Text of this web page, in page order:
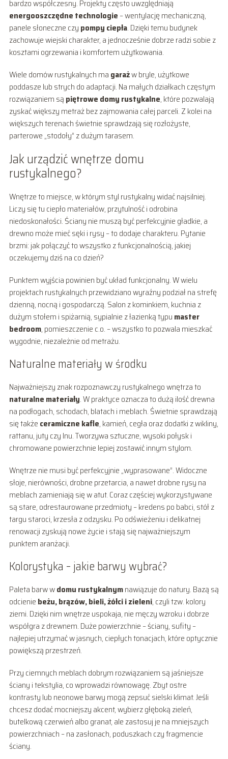
bardzo współczesny. Projekty często uwzględniają
energooszczędne technologie – wentylację mechaniczną,
panele słoneczne czy pompy ciepła. Dzięki temu budynek
zachowuje wiejski charakter, a jednocześnie dobrze radzi sobie z
kosztami ogrzewania i komfortem użytkowania.
Wiele domów rustykalnych ma garażw bryle, użytkowe
poddasze lub strych do adaptacji. Na małych działkach częstym
rozwiązaniem są piętrowe domy rustykalne, które pozwalają
zyskać większy metraż bez zajmowania całej parceli. Z kolei na
większych terenach świetnie sprawdzają się rozłożyste,
parterowe „stodoły” z dużym tarasem.
Jak urządzić wnętrze domu
rustykalnego?
Wnętrze to miejsce, w którym styl rustykalny widać najsilniej.
Liczy się tu ciepło materiałów, przytulność i odrobina
niedoskonałości. Ściany nie muszą być perfekcyjnie gładkie, a
drewno może mieć sęki i rysy – to dodaje charakteru. Pytanie
brzmi: jak połączyć to wszystko z funkcjonalnością, jakiej
oczekujemy dziś na co dzień?
Punktem wyjścia powinien być układ funkcjonalny. W wielu
projektach rustykalnych przewidziano wyraźny podział na strefę
dzienną, nocną i gospodarczą. Salon z kominkiem, kuchnia z
dużym stołem i spiżarnią, sypialnie z łazienką typu master
bedroom, pomieszczenie c.o. – wszystko to pozwala mieszkać
wygodnie, niezależnie od metrażu.
Naturalne materiały w środku
Najważniejszy znak rozpoznawczy rustykalnego wnętrza to
naturalne materiały. W praktyce oznacza to dużą ilość drewna
na podłogach, schodach, blatach i meblach. Świetnie sprawdzają
się także ceramiczne kafle, kamień, cegła oraz dodatki z wikliny,
rattanu, juty czy lnu. Tworzywa sztuczne, wysoki połysk i
chromowane powierzchnie lepiej zostawić innym stylom.
Wnętrze nie musi być perfekcyjnie „wyprasowane”. Widoczne
słoje, nierówności, drobne przetarcia, a nawet drobne rysy na
meblach zamieniają się w atut. Coraz częściej wykorzystywane
są stare, odrestaurowane przedmioty – kredens po babci, stół z
targu staroci, krzesła z odzysku. Po odświeżeniu i delikatnej
renowacji zyskują nowe życie i stają się najważniejszym
punktem aranżacji.
Kolorystyka – jakie barwy wybrać?
Paleta barw wdomu rustykalnymnawiązuje do natury. Bazą są
odcienie beżu, brązów, bieli, żółci i zieleni, czyli tzw. kolory
ziemi. Dzięki nim wnętrze uspokaja, nie męczy wzroku i dobrze
współgra z drewnem. Duże powierzchnie – ściany, sufity –
najlepiej utrzymać w jasnych, ciepłych tonacjach, które optycznie
powiększą przestrzeń.
Przy ciemnych meblach dobrym rozwiązaniem są jaśniejsze
ściany i tekstylia, co wprowadzi równowagę. Zbyt ostre
kontrasty lub neonowe barwy mogą zepsuć sielski klimat. Jeśli
chcesz dodać mocniejszy akcent, wybierz głęboką zieleń,
butelkową czerwień albo granat, ale zastosuj je na mniejszych
powierzchniach – na zasłonach, poduszkach czy fragmencie
ściany.